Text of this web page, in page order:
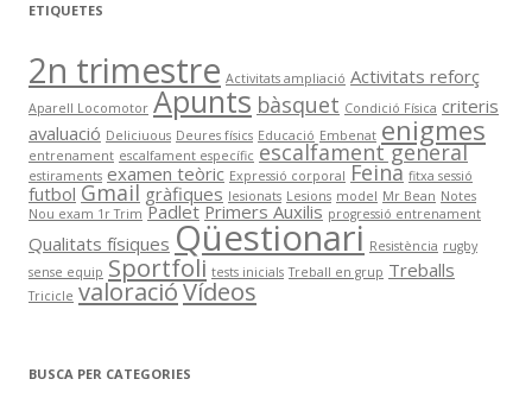
ETIQUETES
2n trimestre Activitats ampliació Activitats reforç
Aparell Locomotor Apunts bàsquet Condició Física criteris
avaluació Deliciuous Deures físics Educació Embenat enigmes
entrenament escalfament específic escalfament general
estiraments examen teòric Expressió corporal Feina fitxa sessió
futbol Gmail gràfiques lesionats Lesions model Mr Bean Notes
Nou exam 1r Trim Padlet Primers Auxilis progressió entrenament
Qualitats físiques Qüestionari Resistència rugby
sense equip Sportfoli tests inicials Treball en grup Treballs
Tricicle valoracióVídeos
BUSCA PER CATEGORIES